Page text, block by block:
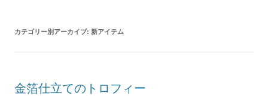
カテゴリー別アーカイブ: 新アイテム
金箔仕立てのトロフィー